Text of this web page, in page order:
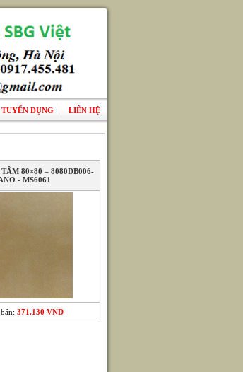
TUYỂN DỤNG LIÊN HỆ
80×80 – 8080DB006-
- MS6061
371.130 VND